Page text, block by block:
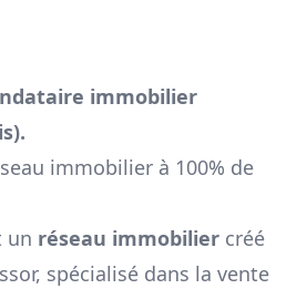
immobilier
).
immobilier à 100% de
un réseau immobilier créé
spécialisé dans la vente